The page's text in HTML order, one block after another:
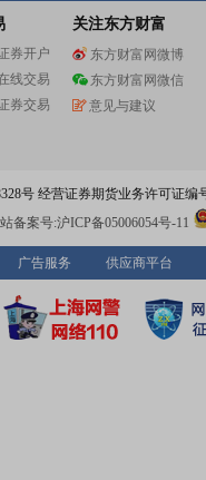
券开户
线交易
券交易
关注东方财富
东方财富网微博
东方财富网微信
意见与建议
号 经营证券期货业务许可证编
备案号:沪ICP备05006054号-11
广告服务 供应商平台